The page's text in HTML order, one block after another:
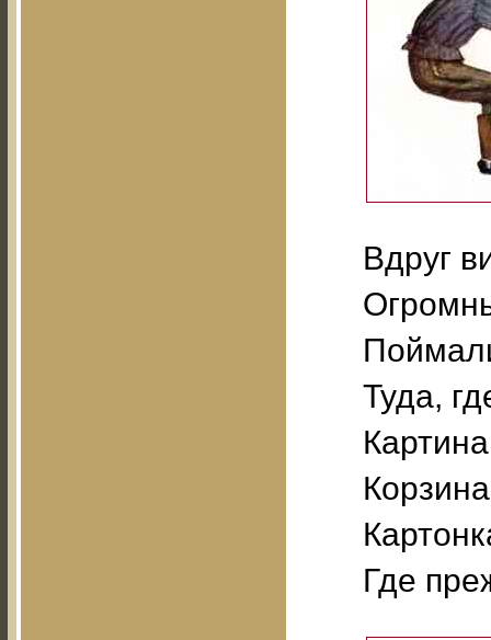
Вдруг
Туда,
Где